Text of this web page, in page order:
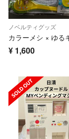
ノベルティグッズ
¥ 1,600